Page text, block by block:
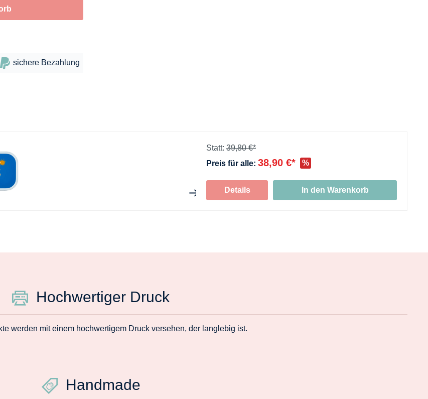
sichere Bezahlung
Statt: 39,80 €*
Preis für alle: 38,90 €* %
Details In den Warenkorb
Hochwertiger Druck
werden mit einem hochwertigem Druck versehen, der langlebig ist.
Handmade